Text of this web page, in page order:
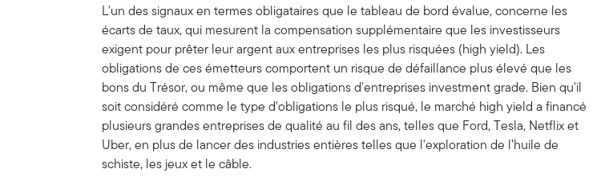
L'un des signaux en termes obligataires que le tableau de bord évalue, concerne les
écarts de taux, qui mesurent la compensation supplémentaire que les investisseurs
exigent pour prêter leur argent aux entreprises les plus risquées (high yield). Les
obligations de ces émetteurs comportent un risque de défaillance plus élevé que les
bons du Trésor, ou même que les obligations d'entreprises investment grade. Bien qu'il
soit considéré comme le type d'obligations le plus risqué, le marché high yield a financé
plusieurs grandes entreprises de qualité au fil des ans, telles que Ford, Tesla, Netflix et
Uber, en plus de lancer des industries entières telles que l'exploration de l’huile de
schiste, les jeux et le câble.